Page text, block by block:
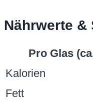
Nährwerte
Pro Glas
Kalorien
Fett